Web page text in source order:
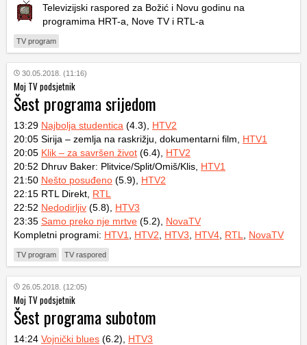
Televizijski raspored za Božić i Novu godinu na
programima HRT-a, Nove TV i RTL-a
TV program
30.05.2018. (11:16)
Moj TV podsjetnik
Šest programa srijedom
13:29 Najbolja studentica (4.3), HTV2
20:05 Sirija – zemlja na raskrižju, dokumentarni film, HTV1
20:05 Klik – za savršen život (6.4), HTV2
20:52 Dhruv Baker: Plitvice/Split/Omiš/Klis, HTV1
21:50 Nešto posuđeno (5.9), HTV2
22:15 RTL Direkt, RTL
22:52 Nedodirljiv (5.8), HTV3
23:35 Samo preko nje mrtve (5.2), NovaTV
Kompletni programi: HTV1 HTV2 HTV3 HTV4 RTL NovaTV
TV program TV raspored
26.05.2018. (12:05)
Moj TV podsjetnik
Šest programa subotom
14:24 Vojnički blues (6.2), HTV3